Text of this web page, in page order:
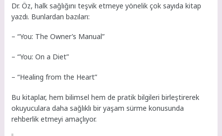
Dr. Öz, halk sağlığını teşvik etmeye yönelik çok sayıda kitap
yazdı. Bunlardan bazıları:
– “You: The Owner’s Manual”
– “You: On a Diet”
– “Healing from the Heart”
Bu kitaplar, hem bilimsel hem de pratik bilgileri birleştirerek
okuyuculara daha sağlıklı bir yaşam sürme konusunda
rehberlik etmeyi amaçlıyor.